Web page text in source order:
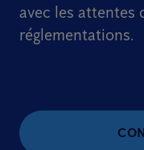
avec les attentes
réglementations.